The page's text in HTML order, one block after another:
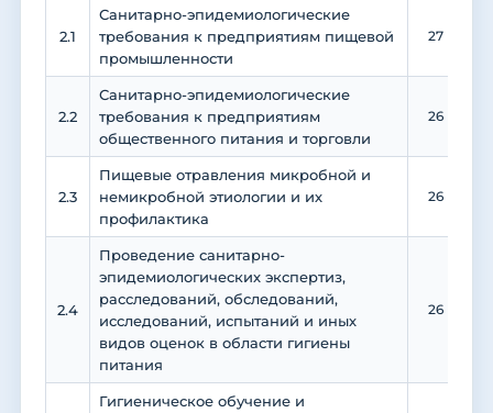
2.1
Санитарно-эпидемиологические
требования к предприятиям пищевой
промышленности
27
2.2
Санитарно-эпидемиологические
требования к предприятиям
общественного питания и торговли
26
2.3
Пищевые отравления микробной и
немикробной этиологии и их
профилактика
26
2.4
Проведение санитарно-
эпидемиологических экспертиз,
расследований, обследований,
исследований, испытаний и иных
видов оценок в области гигиены
питания
26
Гигиеническое обучение и